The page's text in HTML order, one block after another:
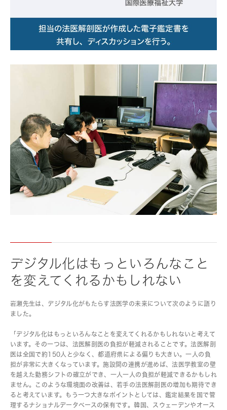
デジタル化はもっといろんなこと
を変えてくれるかもしれない
岩瀬先生は、デジタル化がもたらす法医学の未来について次のように語り
ました。
「デジタル化はもっといろんなことを変えてくれるかもしれないと考えて
います。その一つは、法医解剖医の負担が軽減されることです。法医解剖
医は全国で約150人と少なく、都道府県による偏りも大きい。一人の負
担が非常に大きくなっています。施設間の連携が進めば、法医学教室の壁
を越えた勤務シフトの確立ができ、一人一人の負担が軽減できるかもしれ
ません。このような環境面の改善は、若手の法医解剖医の増加も期待でき
ると考えています。もう一つ大きなポイントとしては、鑑定結果を国で管
理するナショナルデータベースの保有です。韓国、スウェーデンやオース